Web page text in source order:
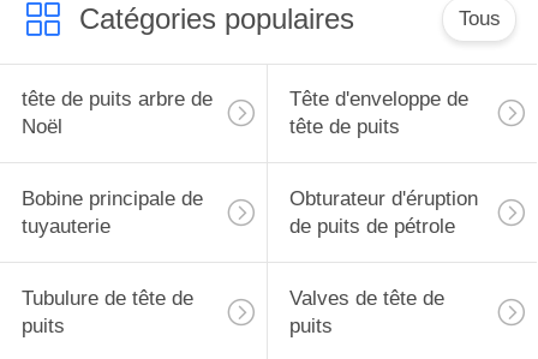
Catégories populaires Tous
tête de puits arbre de
Noël
Tête d'enveloppe de
tête de puits
Bobine principale de
tuyauterie
Obturateur d'éruption
de puits de pétrole
Tubulure de tête de
puits
Valves de tête de
puits